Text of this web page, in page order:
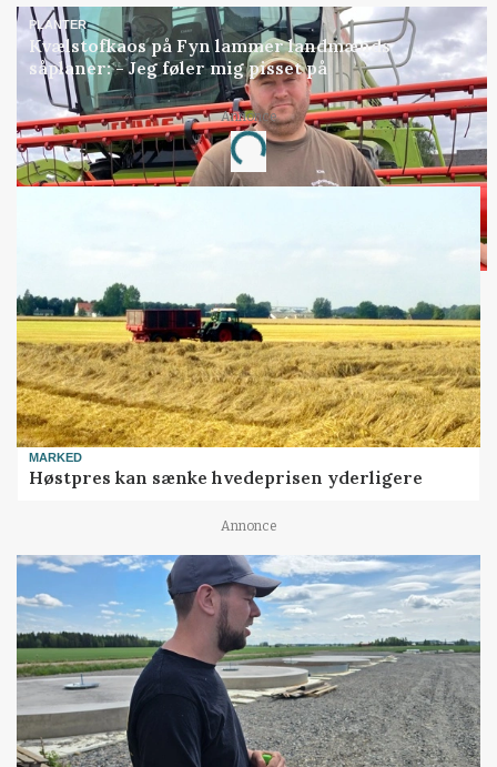
PLANTER
Kvælstofkaos på Fyn lammer landmænds
såplaner: - Jeg føler mig pisset på
Annonce
Loading...
MARKED
Høstpres kan sænke hvedeprisen yderligere
Annonce